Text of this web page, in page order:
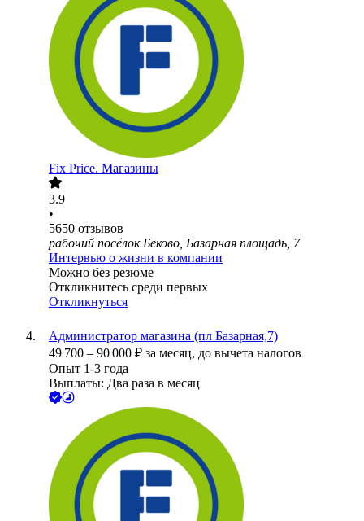
Fix Price. Магазины
3.9
•
5650 отзывов
рабочий посёлок Беково, Базарная площадь, 7
Интервью о жизни в компании
Можно без резюме
Откликнитесь среди первых
Откликнуться
Администратор магазина (пл Базарная,7)
49 700 – 90 000 ₽ за месяц, до вычета налогов
Опыт 1-3 года
Выплаты: Два раза в месяц